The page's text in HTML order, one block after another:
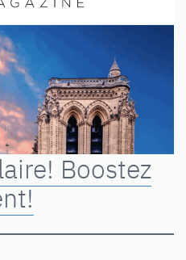
Boostez